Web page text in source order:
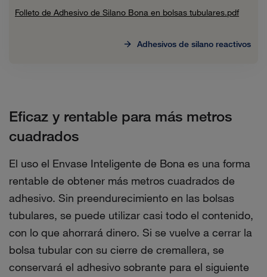
Folleto de Adhesivo de Silano Bona en bolsas tubulares.pdf
Adhesivos de silano reactivos
Eficaz y rentable para más metros
cuadrados
El uso el Envase Inteligente de Bona es una forma
rentable de obtener más metros cuadrados de
adhesivo. Sin preendurecimiento en las bolsas
tubulares, se puede utilizar casi todo el contenido,
con lo que ahorrará dinero. Si se vuelve a cerrar la
bolsa tubular con su cierre de cremallera, se
conservará el adhesivo sobrante para el siguiente